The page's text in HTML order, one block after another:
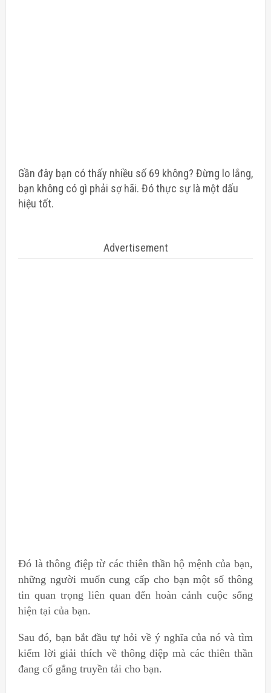
Gần đây bạn có thấy nhiều số 69 không? Đừng lo lắng,
bạn không có gì phải sợ hãi. Đó thực sự là một dấu
hiệu tốt.
Advertisement
Đó là thông điệp từ các thiên thần hộ mệnh của bạn,
những người muốn cung cấp cho bạn một số thông
tin quan trọng liên quan đến hoàn cảnh cuộc sống
hiện tại của bạn.
Sau đó, bạn bắt đầu tự hỏi về ý nghĩa của nó và tìm
kiếm lời giải thích về thông điệp mà các thiên thần
đang cố gắng truyền tải cho bạn.